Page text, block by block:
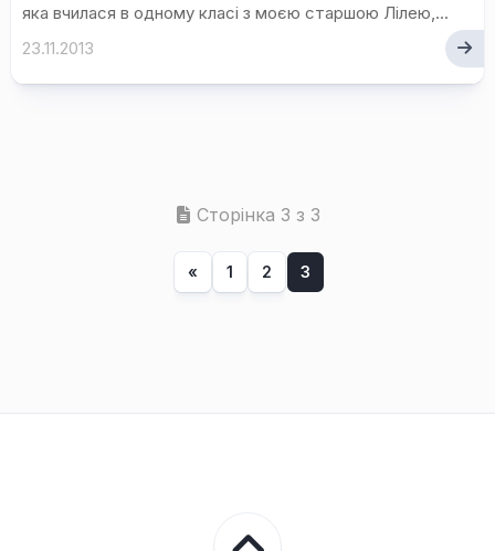
яка вчилася в одному класі з моєю старшою Лілею,...
23.11.2013
Сторінка 3 з 3
« 1 2 3